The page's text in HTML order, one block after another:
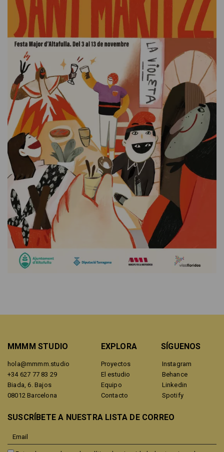
MMMM STUDIO
hola@mmmm.studio
+34 627 77 83 29
Biada, 6. Bajos
08012 Barcelona
EXPLORA
Proyectos
El estudio
Equipo
Contacto
SÍGUENOS
Instagram
Behance
Linkedin
Spotify
SUSCRÍBETE A NUESTRA LISTA DE CORREO